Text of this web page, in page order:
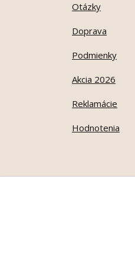
Otázky
Doprava
Podmienky
Akcia 2026
Reklamácie
Hodnotenia